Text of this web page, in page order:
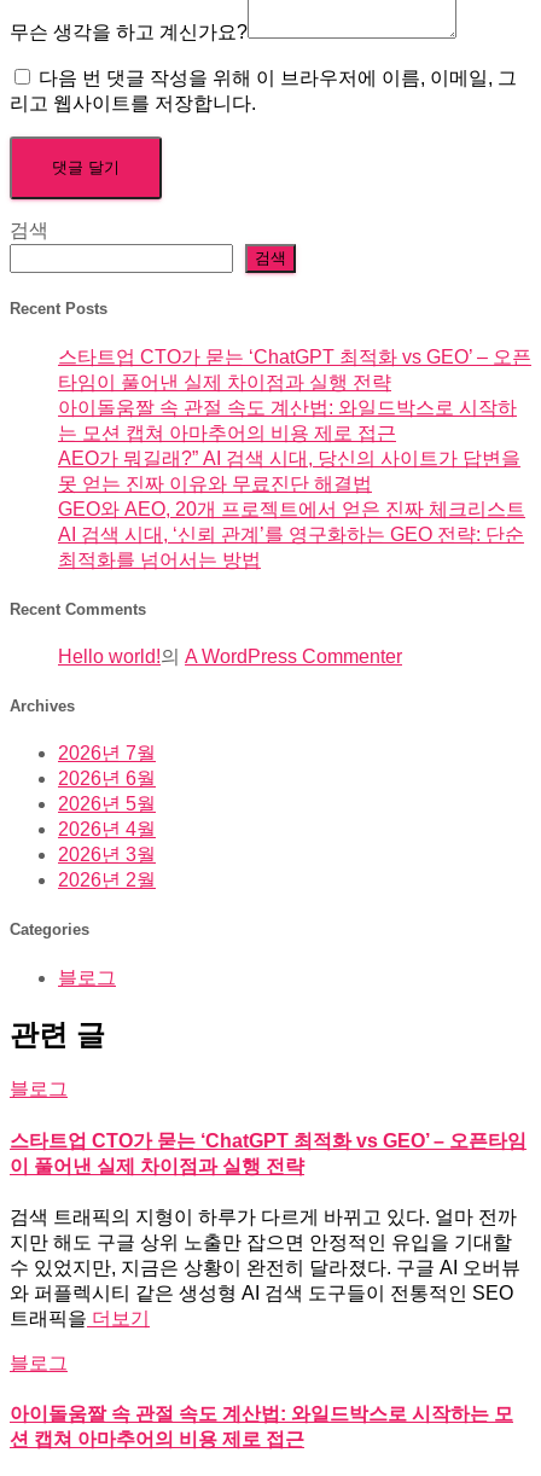
무슨 생각을 하고 계신가요?
다음 번 댓글 작성을 위해 이 브라우저에 이름, 이메일, 그
리고 웹사이트를 저장합니다.
검색
검색
Recent Posts
스타트업 CTO가 묻는 ‘ChatGPT 최적화 vs GEO’ – 오픈
타임이 풀어낸 실제 차이점과 실행 전략
아이돌움짤 속 관절 속도 계산법: 와일드박스로 시작하
는 모션 캡쳐 아마추어의 비용 제로 접근
AEO가 뭐길래?” AI 검색 시대, 당신의 사이트가 답변을
못 얻는 진짜 이유와 무료진단 해결법
GEO와 AEO, 20개 프로젝트에서 얻은 진짜 체크리스트
AI 검색 시대, ‘신뢰 관계’를 영구화하는 GEO 전략: 단순
최적화를 넘어서는 방법
Recent Comments
Hello world!의 A WordPress Commenter
Archives
2026년 7월
2026년 6월
2026년 5월
2026년 4월
2026년 3월
2026년 2월
Categories
블로그
관련 글
블로그
스타트업 CTO가 묻는 ‘ChatGPT 최적화 vs GEO’ – 오픈타임
이 풀어낸 실제 차이점과 실행 전략
검색 트래픽의 지형이 하루가 다르게 바뀌고 있다. 얼마 전까
지만 해도 구글 상위 노출만 잡으면 안정적인 유입을 기대할
수 있었지만, 지금은 상황이 완전히 달라졌다. 구글 AI 오버뷰
와 퍼플렉시티 같은 생성형 AI 검색 도구들이 전통적인 SEO
트래픽을 더보기
블로그
아이돌움짤 속 관절 속도 계산법: 와일드박스로 시작하는 모
션 캡쳐 아마추어의 비용 제로 접근